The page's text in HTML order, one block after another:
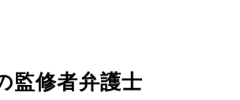
監修者弁護士